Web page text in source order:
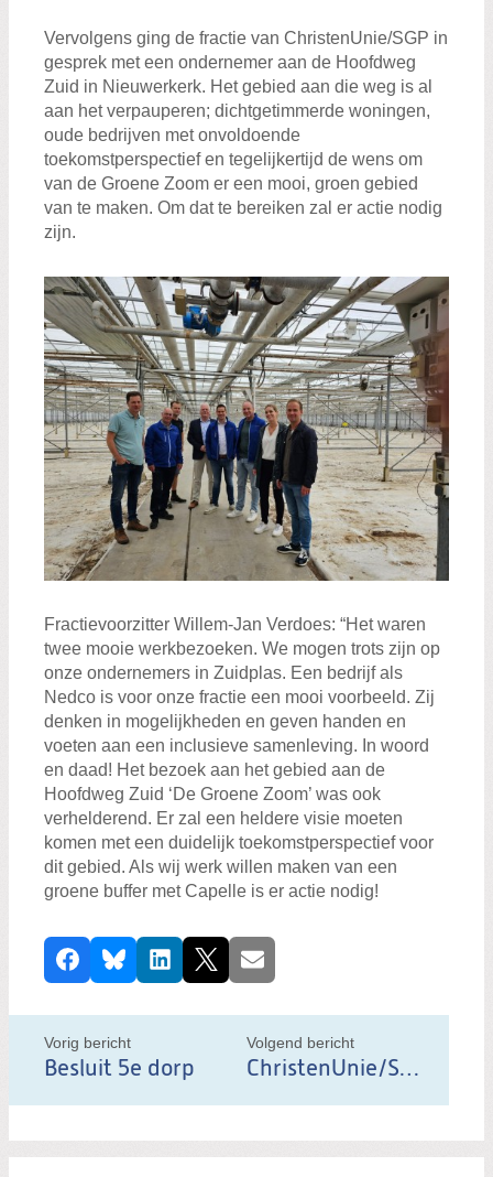
Vervolgens ging de fractie van ChristenUnie/SGP in
gesprek met een ondernemer aan de Hoofdweg
Zuid in Nieuwerkerk. Het gebied aan die weg is al
aan het verpauperen; dichtgetimmerde woningen,
oude bedrijven met onvoldoende
toekomstperspectief en tegelijkertijd de wens om
van de Groene Zoom er een mooi, groen gebied
van te maken. Om dat te bereiken zal er actie nodig
zijn.
Fractievoorzitter Willem-Jan Verdoes: “Het waren
twee mooie werkbezoeken. We mogen trots zijn op
onze ondernemers in Zuidplas. Een bedrijf als
Nedco is voor onze fractie een mooi voorbeeld. Zij
denken in mogelijkheden en geven handen en
voeten aan een inclusieve samenleving. In woord
en daad! Het bezoek aan het gebied aan de
Hoofdweg Zuid ‘De Groene Zoom’ was ook
verhelderend. Er zal een heldere visie moeten
komen met een duidelijk toekomstperspectief voor
dit gebied. Als wij werk willen maken van een
groene buffer met Capelle is er actie nodig!
D
e
e
l
d
b
FacebookBlueskyLinkedIn
X E-mail
Vorig bericht
Besluit 5e dorp
Volgend bericht
ChristenUnie/SGP Zuidplas bezoekt boerderij Voorzorg in Zevenhuizen